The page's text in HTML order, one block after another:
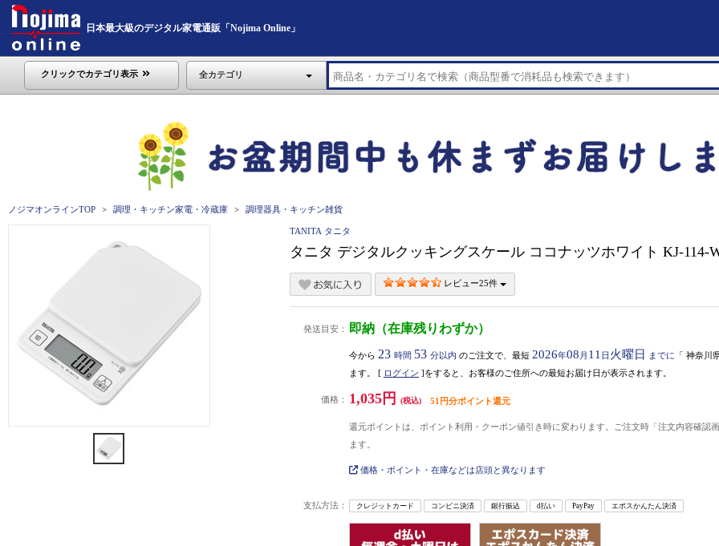
日本最大級のデジタル家電通販「Nojima Online」
クリックでカテゴリ表示 全カテゴリ
ノジマオンラインTOP 調理・キッチン家電・冷蔵庫 調理器具・キッチン雑貨
TANITA タニタ
タニタ デジタルクッキングスケール ココナッツホワイト KJ-114-
レビュー25件
発送目安： 即納（在庫残りわずか）
今から 23 時間 53 分以内 のご注文で、最短 2026年08 月 11 日 火曜日 までに 「 神奈川
ます。 [ ログイン ]をすると、お客様のご住所への最短お届け日が表示されます。
価格： 1,035円 (税込) 51円分ポイント還元
還元ポイントは、ポイント利用・クーポン値引き時に変わります。ご注文時「注文内容確認
ます。
価格・ポイント・在庫などは店頭と異なります
支払方法： クレジットカード コンビニ決済 銀行振込 d払い PayPay エポスかんたん決済